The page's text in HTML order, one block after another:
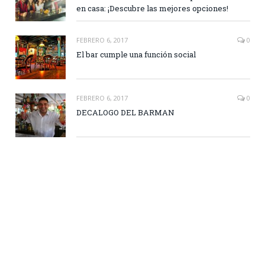
en casa: ¡Descubre las mejores opciones!
FEBRERO 6, 2017 0
El bar cumple una función social
FEBRERO 6, 2017 0
DECALOGO DEL BARMAN